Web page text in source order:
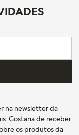
na newsletter da
Gostaria de receber
os produtos da